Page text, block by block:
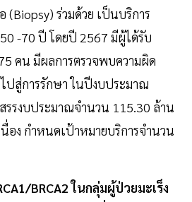
(Biopsy) ร่วมด้วย เป็นบริการ
-70 ปี โดยปี 2567 มีผู้ได้รับ
คน มีผลการตรวจพบความผิด
ปสู่การรักษา ในปีงบประมาณ
รรงบประมาณจำนวน 115.30 ล้าน
อง กำหนดเป้าหมายบริการจำนวน
BRCA2 ในกลุ่มผู้ป่วยมะเร็ง